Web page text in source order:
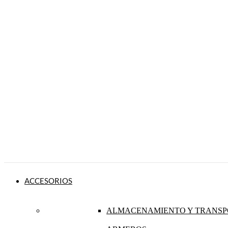
ACCESORIOS
ALMACENAMIENTO Y